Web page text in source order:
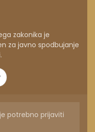
zakonika je
za javno spodbujanje